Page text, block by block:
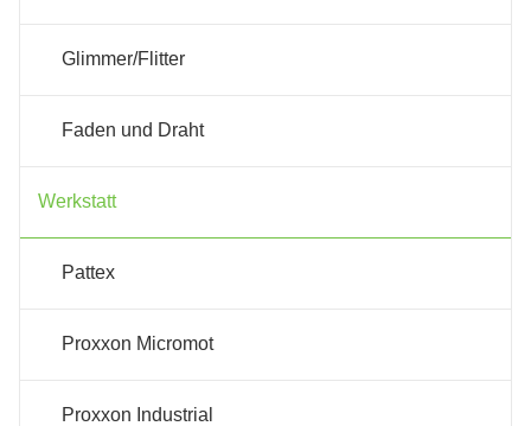
Glimmer/Flitter
Faden und Draht
Werkstatt
Pattex
Proxxon Micromot
Proxxon Industrial